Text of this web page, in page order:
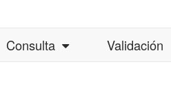
Consulta Validación